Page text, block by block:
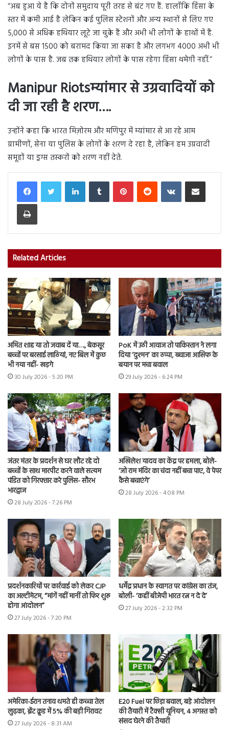
“अब हुआ ये है कि दोनों समुदाय पूरी तरह से बंट गए हैं. हालाँकि हिंसा के
स्तर में कमी आई है लेकिन कई पुलिस स्टेशनों और अन्य स्थानों से लिए गए
5,000 से अधिक हथियार लूटे जा चुके हैं और अभी भी लोगों के हाथों में हैं.
इनमें से बस 1500 को बरामद किया जा सका है और लगभग 4000 अभी भी
लोगों के पास है. जब तक हथियार लोगों के पास रहेगा हिंसा थमेगी नहीं.”
Manipur Riotsम्यांमार से उग्रवादियों को
दी जा रही है शरण….
उन्होंने कहा कि भारत मिज़ोरम और मणिपुर में म्यांमार से आ रहे आम
ग्रामीणों, सेना या पुलिस के लोगों के शरण दे रहा है, लेकिन हम उग्रवादी
समूहों या ड्रग्स तस्करों को शरण नहीं देते.
LinkedInTumblr PinterestReddit VKontakteShare via Email
Print
Related Articles
अमित शाह या तो जवाब दें या…., बेकसूर
बच्चों पर बरसाई लाठियां, नए बिल में कुछ
भी नया नहीं- खड़गे
30 July 2026 - 5:20 PM
PoK में उठी आवाज तो पाकिस्तान ने लगा
दिया ‘दुश्मन’ का ठप्पा, ख्वाजा आसिफ के
बयान पर मचा बवाल
29 July 2026 - 6:24 PM
जंतर मंतर के प्रदर्शन से घर लौट रहे दो
बच्चों के साथ मारपीट करने वाले सत्यम
पंडित को गिरफ्तार करे पुलिस- सौरभ
भारद्वाज
28 July 2026 - 7:26 PM
अखिलेश यादव का केंद्र पर हमला, बोले-
‘जो राम मंदिर का चंदा नहीं बचा पाए, वे पेपर
कैसे बचाएंगे’
28 July 2026 - 4:08 PM
प्रदर्शनकारियों पर कार्रवाई को लेकर CJP
का अल्टीमेटम, “मांगें नहीं मानीं तो फिर शुरू
होगा आंदोलन”
27 July 2026 - 7:20 PM
धर्मेंद्र प्रधान के स्वागत पर कांग्रेस का तंज,
बोली- ‘कहीं बीजेपी भारत रत्न न दे दे’
27 July 2026 - 2:32 PM
अमेरिका-ईरान तनाव थमते ही कच्चा तेल
लुढ़का, ब्रेंट क्रूड में 5% की बड़ी गिरावट
27 July 2026 - 8:31 AM
E20 Fuel पर छिड़ा बवाल, बड़े आंदोलन
की तैयारी में टैक्सी यूनियन, 4 अगस्त को
संसद घेरने की तैयारी